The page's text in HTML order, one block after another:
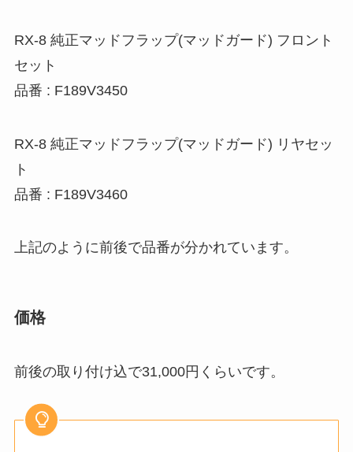
RX-8 純正マッドフラップ(マッドガード) フロント
セット
品番 : F189V3450
RX-8 純正マッドフラップ(マッドガード) リヤセッ
ト
品番 : F189V3460
上記のように前後で品番が分かれています。
価格
前後の取り付け込で31,000円くらいです。